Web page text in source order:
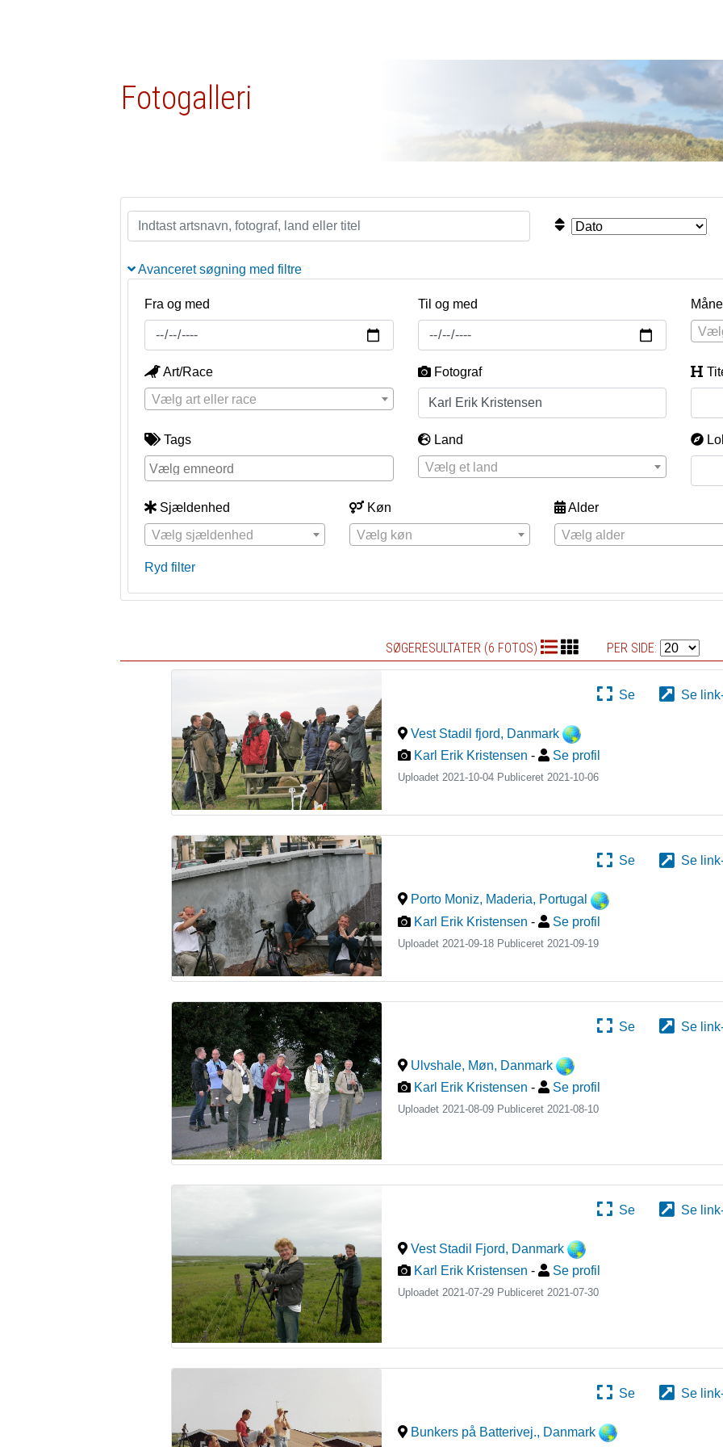
Fotogalleri
Avanceret søgning med filtre
Fra og med Til og med
Art/Race
Vælg art eller race
Fotograf
Tags
Land
Vælg et land
Sjældenhed
Vælg sjældenhed
Køn
Vælg køn
Alder
Vælg alder
Ryd filter
SØGERESULTATER (6 FOTOS) PER SIDE:
Se Se
Vest Stadil fjord, Danmark
Karl Erik Kristensen - Se profil
Uploadet 2021-10-04 Publiceret2021-10-06
Se Se
Porto Moniz, Maderia, Portugal
Karl Erik Kristensen - Se profil
Uploadet 2021-09-18 Publiceret 2021-09-19
Se Se
Ulvshale, Møn, Danmark
Karl Erik Kristensen - Se profil
Uploadet 2021-08-09 Publiceret2021-08-10
Se Se
Vest Stadil Fjord, Danmark
Karl Erik Kristensen - Se profil
Uploadet 2021-07-29 Publiceret2021-07-30
Se Se
Bunkers på Batterivej., Danmark